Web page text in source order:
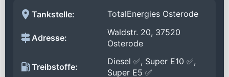
Tankstelle: TotalEnergies Osterode
Adresse:
Waldstr. 20, 37520
Osterode
Treibstoffe:
Diesel ✅, Super E10 ✅,
Super E5 ✅